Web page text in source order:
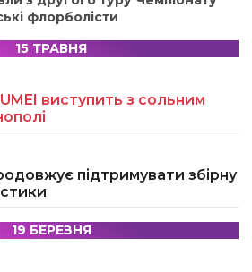
флорболісти
15 ТРАВНЯ
виступить з сольним
підтримувати збірну
19 БЕРЕЗНЯ